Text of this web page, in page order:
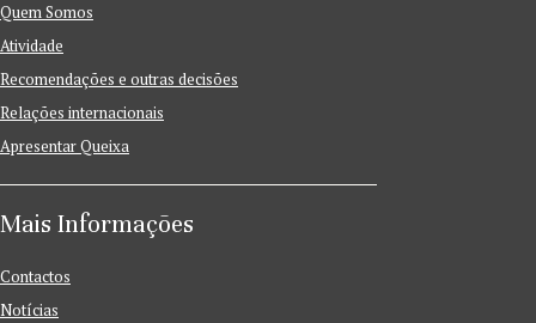
Quem Somos
Atividade
Recomendações e outras decisões
Relações internacionais
Apresentar Queixa
Mais Informações
Contactos
Notícias